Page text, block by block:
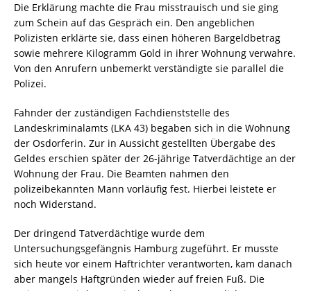
Die Erklärung machte die Frau misstrauisch und sie ging
zum Schein auf das Gespräch ein. Den angeblichen
Polizisten erklärte sie, dass einen höheren Bargeldbetrag
sowie mehrere Kilogramm Gold in ihrer Wohnung verwahre.
Von den Anrufern unbemerkt verständigte sie parallel die
Polizei.
Fahnder der zuständigen Fachdienststelle des
Landeskriminalamts (LKA 43) begaben sich in die Wohnung
der Osdorferin. Zur in Aussicht gestellten Übergabe des
Geldes erschien später der 26-jährige Tatverdächtige an der
Wohnung der Frau. Die Beamten nahmen den
polizeibekannten Mann vorläufig fest. Hierbei leistete er
noch Widerstand.
Der dringend Tatverdächtige wurde dem
Untersuchungsgefängnis Hamburg zugeführt. Er musste
sich heute vor einem Haftrichter verantworten, kam danach
aber mangels Haftgründen wieder auf freien Fuß. Die